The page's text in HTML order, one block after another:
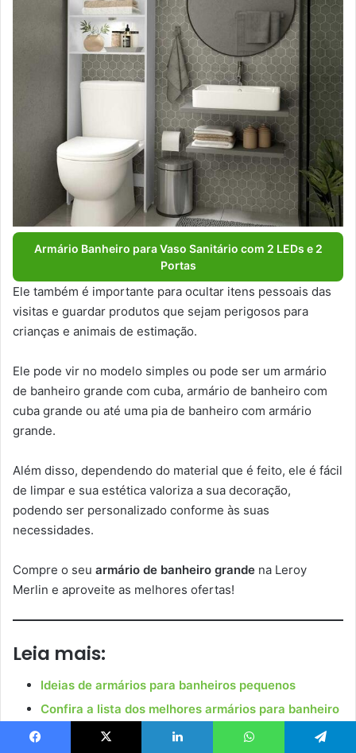
Armário Banheiro para Vaso Sanitário com 2 LEDs e 2
Portas
Ele também é importante para ocultar itens pessoais das
visitas e guardar produtos que sejam perigosos para
crianças e animais de estimação.
Ele pode vir no modelo simples ou pode ser um armário
de banheiro grande com cuba, armário de banheiro com
cuba grande ou até uma pia de banheiro com armário
grande.
Além disso, dependendo do material que é feito, ele é fácil
de limpar e sua estética valoriza a sua decoração,
podendo ser personalizado conforme às suas
necessidades.
Compre o seu armário de banheiro grande na Leroy
Merlin e aproveite as melhores ofertas!
Leia mais:
Ideias de armários para banheiros pequenos
Confira a lista dos melhores armários para banheiro
com espelho!